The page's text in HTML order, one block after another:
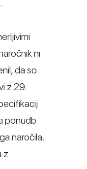
ni
da so
z 29.
ponudb
naročila.
z